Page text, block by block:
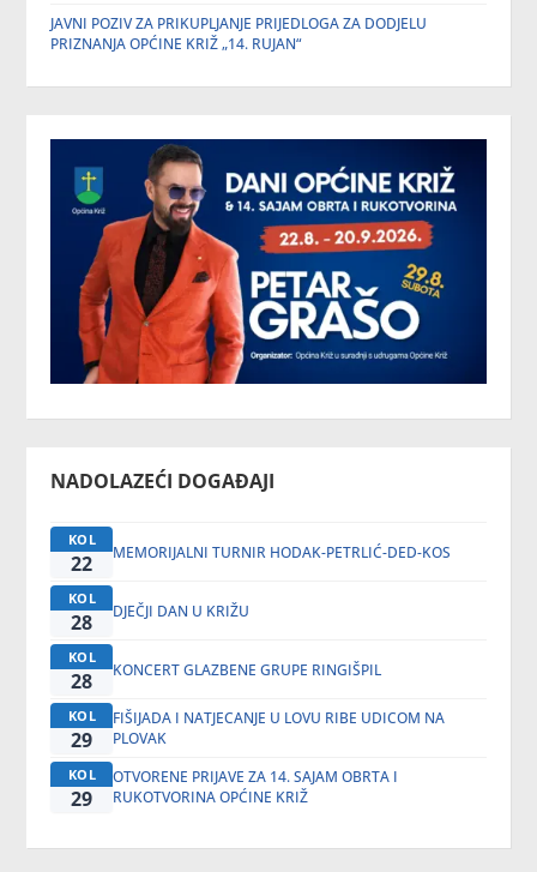
JAVNI POZIV ZA PRIKUPLJANJE PRIJEDLOGA ZA DODJELU
PRIZNANJA OPĆINE KRIŽ „14. RUJAN“
NADOLAZEĆI DOGAĐAJI
KOL
22 MEMORIJALNI TURNIR HODAK-PETRLIĆ-DED-KOS
KOL
28 DJEČJI DAN U KRIŽU
KOL
28 KONCERT GLAZBENE GRUPE RINGIŠPIL
KOL
29
FIŠIJADA I NATJECANJE U LOVU RIBE UDICOM NA
PLOVAK
KOL
29
OTVORENE PRIJAVE ZA 14. SAJAM OBRTA I
RUKOTVORINA OPĆINE KRIŽ